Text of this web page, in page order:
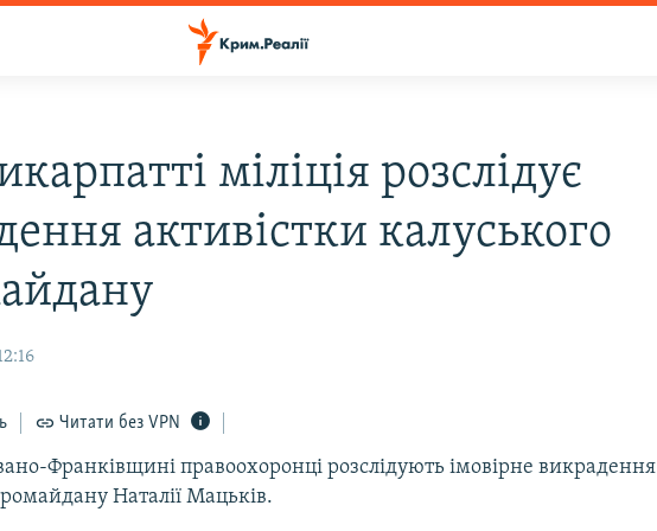
міліція розслідує
активістки калуського
Читати без VPN
Франківщині правоохоронці розслідують імовірне викрадення
Наталії Мацьків.